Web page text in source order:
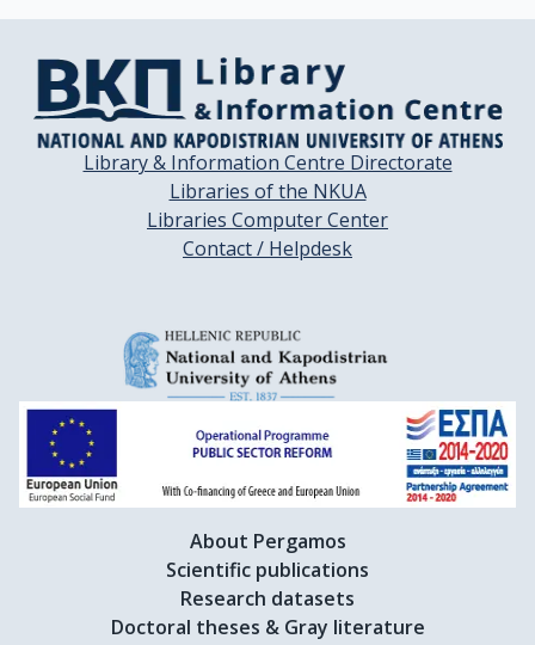
Library & Information Centre Directorate
Libraries of the NKUA
Libraries Computer Center
Contact / Helpdesk
About Pergamos
Scientific publications
Research datasets
Doctoral theses & Gray literature